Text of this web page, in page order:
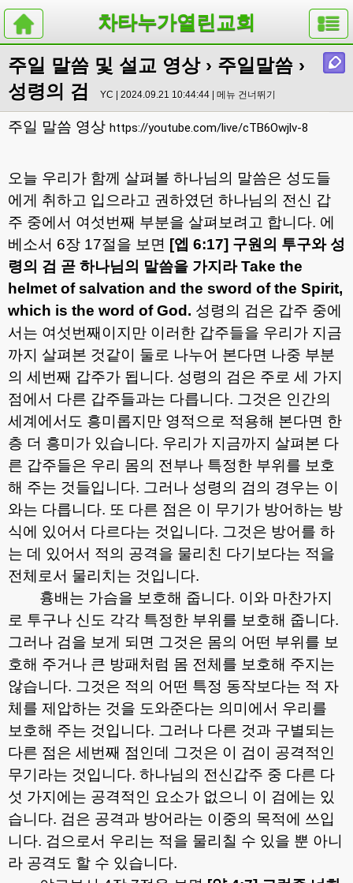
차타누가열린교회
주일 말씀 및 설교 영상› 주일말씀 ›
성령의 검
YC | 2024.09.21 10:44:44 | 메뉴 건너뛰기
주일 말씀 영상 https://youtube.com/live/cTB6Owjlv-8
오늘 우리가 함께 살펴볼 하나님의 말씀은 성도들
에게 취하고 입으라고 권하였던 하나님의 전신 갑
주 중에서 여섯번째 부분을 살펴보려고 합니다. 에
베소서 6장 17절을 보면 [엡 6:17] 구원의 투구와 성
령의 검 곧 하나님의 말씀을 가지라Take the
helmet of salvation and the sword of the Spirit,
which is the word of God. 성령의 검은 갑주 중에
서는 여섯번째이지만 이러한 갑주들을 우리가 지금
까지 살펴본 것같이 둘로 나누어 본다면 나중 부분
의 세번째 갑주가 됩니다. 성령의 검은 주로 세 가지
점에서 다른 갑주들과는 다릅니다. 그것은 인간의
세계에서도 흥미롭지만 영적으로 적용해 본다면 한
층 더 흥미가 있습니다. 우리가 지금까지 살펴본 다
른 갑주들은 우리 몸의 전부나 특정한 부위를 보호
해 주는 것들입니다. 그러나 성령의 검의 경우는 이
와는 다릅니다. 또 다른 점은 이 무기가 방어하는 방
식에 있어서 다르다는 것입니다. 그것은 방어를 하
는 데 있어서 적의 공격을 물리친 다기보다는 적을
전체로서 물리치는 것입니다.
흉배는 가슴을 보호해 줍니다. 이와 마찬가지
로 투구나 신도 각각 특정한 부위를 보호해 줍니다.
그러나 검을 보게 되면 그것은 몸의 어떤 부위를 보
호해 주거나 큰 방패처럼 몸 전체를 보호해 주지는
않습니다. 그것은 적의 어떤 특정 동작보다는 적 자
체를 제압하는 것을 도와준다는 의미에서 우리를
보호해 주는 것입니다. 그러나 다른 것과 구별되는
다른 점은 세번째 점인데 그것은 이 검이 공격적인
무기라는 것입니다. 하나님의 전신갑주 중 다른 다
섯 가지에는 공격적인 요소가 없으니 이 검에는 있
습니다. 검은 공격과 방어라는 이중의 목적에 쓰입
니다. 검으로서 우리는 적을 물리칠 수 있을 뿐 아니
라 공격도 할 수 있습니다.